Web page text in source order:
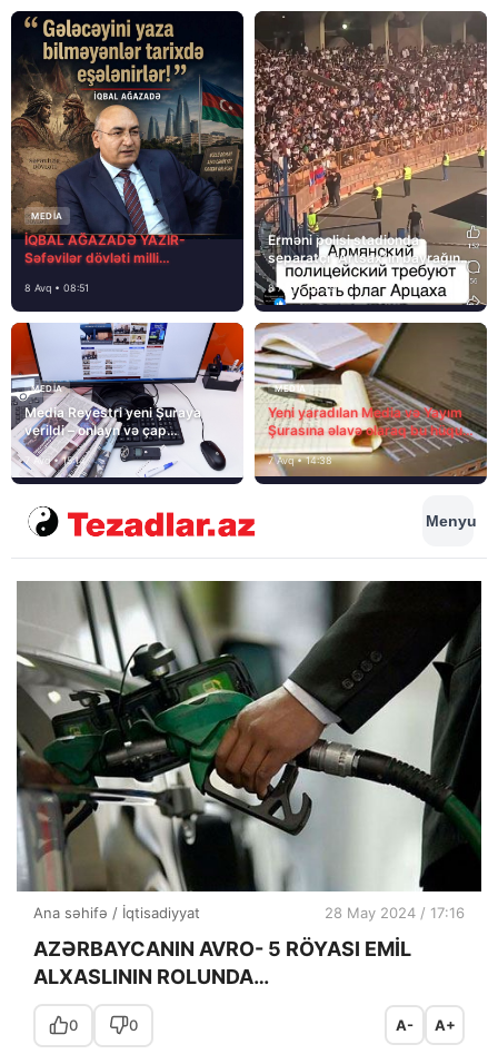
MEDİA
İQBAL AĞAZADƏ YAZIR-
Səfəvilər dövləti milli
8 Avq • 08:51
Erməni polisi stadionda
separatçı “Artsax”ın bayrağını
müsadirə etdi və…
8 Avq • 08:39
MEDİA
Media Reyestri yeni Şuraya
verildi – onlayn və çap
mediasını nə gözləyir?
7 Avq • 15:14
MEDİA
Yeni yaradılan Media və Yayım
Şurasına əlavə olaraq bu hüquq
və vəzifələr də verilib
7 Avq • 14:38
Menyu
Ana səhifə / İqtisadiyyat 28 May 2024 / 17:16
AZƏRBAYCANIN AVRO- 5 RÖYASI EMİL
ALXASLININ ROLUNDA…
0 0 A- A+